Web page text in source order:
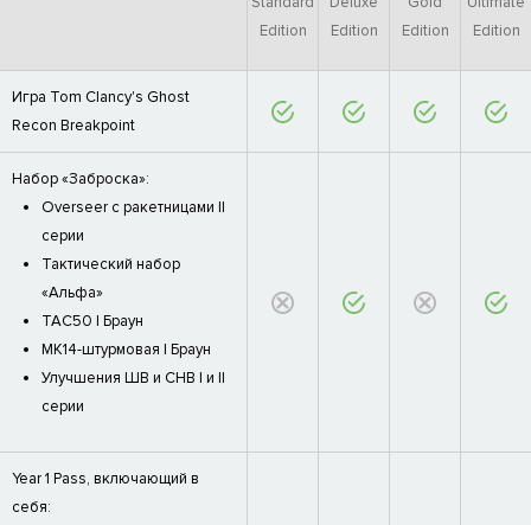
Edition
Edition
Edition
Edition
Игра Tom Clancy's Ghost
Recon Breakpoint
Набор «Заброска»:
Overseer с ракетницами II
серии
Тактический набор
«Альфа»
TAC50 | Браун
MK14-штурмовая | Браун
Улучшения ШВ и СНВ I и II
серии
Year 1 Pass, включающий в
себя: